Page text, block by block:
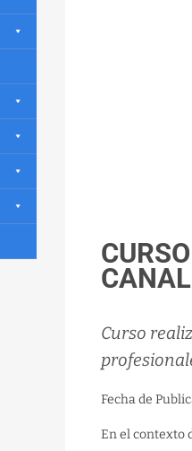
Curso
Fecha de
En el contexto